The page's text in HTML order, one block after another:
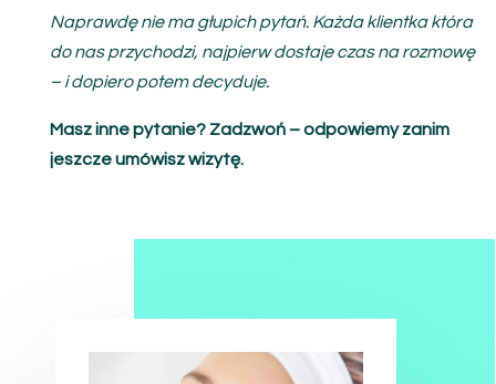
Naprawdę nie ma głupich pytań. Każda klientka która
do nas przychodzi, najpierw dostaje czas na rozmowę
– i dopiero potem decyduje.
Masz inne pytanie? Zadzwoń – odpowiemy zanim
jeszcze umówisz wizytę.